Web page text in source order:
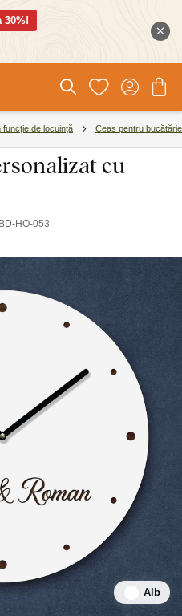
30%!
funcție de locuință Ceas pentru bucătărie
cu
BD-HO-053
Alb